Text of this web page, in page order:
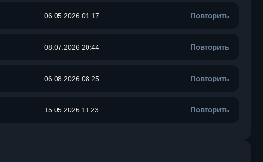
06.05.2026 01:17 Повторить
08.07.2026 20:44 Повторить
06.08.2026 08:25 Повторить
15.05.2026 11:23 Повторить